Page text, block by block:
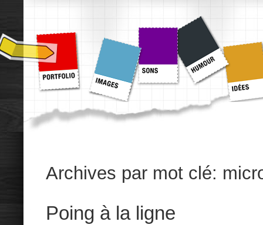
Archives par mot clé:
Poing à la ligne